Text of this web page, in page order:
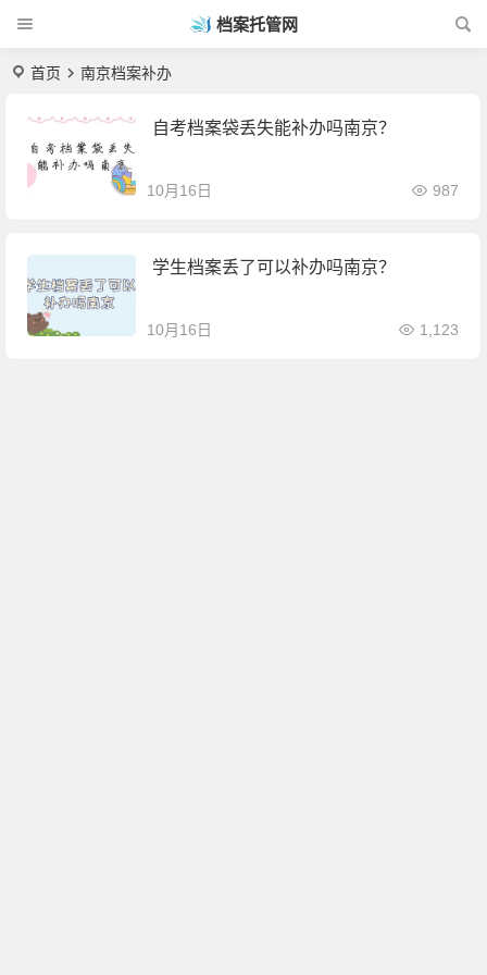
档案托管网
首页 南京档案补办
自考档案袋丢失能补办吗南京？
10月16日 987
学生档案丢了可以补办吗南京？
10月16日 1,123